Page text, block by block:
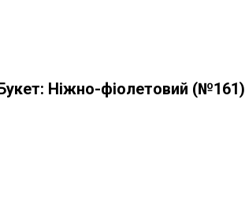
Ніжно-фіолетовий (№161)